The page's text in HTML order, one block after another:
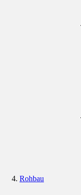
Rohbau